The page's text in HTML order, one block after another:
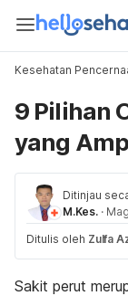
Kesehatan
9 Pilihan
yang
Ditinjau
M.Kes. ·
Ditulis oleh Zulfa
Sakit perut